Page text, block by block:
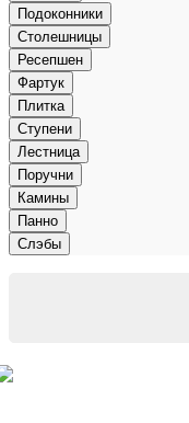
Подоконники
Столешницы
Ресепшен
Фартук
Плитка
Ступени
Лестница
Поручни
Камины
Панно
Слэбы